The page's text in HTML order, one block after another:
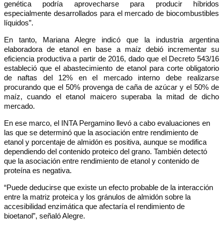
genética podría aprovecharse para producir híbridos
especialmente desarrollados para el mercado de biocombustibles
líquidos”.
En tanto, Mariana Alegre indicó que la industria argentina
elaboradora de etanol en base a maíz debió incrementar su
eficiencia productiva a partir de 2016, dado que el Decreto 543/16
estableció que el abastecimiento de etanol para corte obligatorio
de naftas del 12% en el mercado interno debe realizarse
procurando que el 50% provenga de caña de azúcar y el 50% de
maíz, cuando el etanol maicero superaba la mitad de dicho
mercado.
En ese marco, el INTA Pergamino llevó a cabo evaluaciones en
las que se determinó que la asociación entre rendimiento de
etanol y porcentaje de almidón es positiva, aunque se modifica
dependiendo del contenido proteico del grano. También detectó
que la asociación entre rendimiento de etanol y contenido de
proteína es negativa.
“Puede deducirse que existe un efecto probable de la interacción
entre la matriz proteica y los gránulos de almidón sobre la
accesibilidad enzimática que afectaría el rendimiento de
bioetanol”, señaló Alegre.